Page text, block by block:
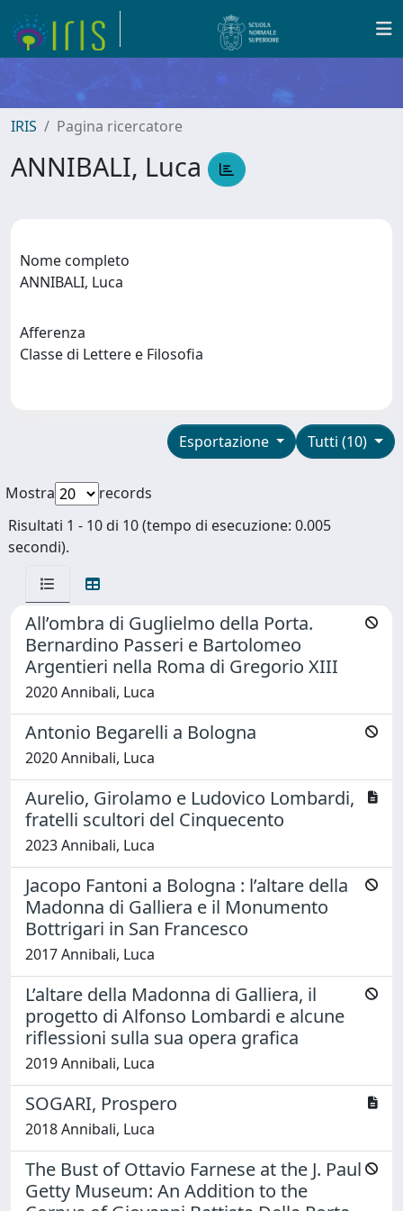
IRIS Pagina ricercatore
ANNIBALI, Luca
Nome completo
ANNIBALI, Luca
Afferenza
Classe di Lettere e Filosofia
Tutti (10)
Esportazione
Mostra
records
Risultati 1 - 10 di 10 (tempo di esecuzione: 0.005
secondi).
All’ombra di Guglielmo della Porta.
Bernardino Passeri e Bartolomeo
Argentieri nella Roma di Gregorio XIII
2020 Annibali, Luca
Antonio Begarelli a Bologna
2020 Annibali, Luca
Aurelio, Girolamo e Ludovico Lombardi,
fratelli scultori del Cinquecento
2023 Annibali, Luca
Jacopo Fantoni a Bologna : l’altare della
Madonna di Galliera e il Monumento
Bottrigari in San Francesco
2017 Annibali, Luca
L’altare della Madonna di Galliera, il
progetto di Alfonso Lombardi e alcune
riflessioni sulla sua opera grafica
2019 Annibali, Luca
SOGARI, Prospero
2018 Annibali, Luca
The Bust of Ottavio Farnese at the J. Paul
Getty Museum: An Addition to the